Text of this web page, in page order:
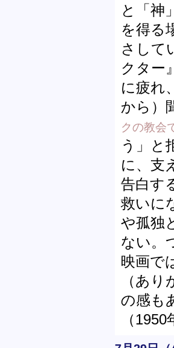
と「神
を得る
さして
クター
に疲れ
から）
クの教会
う」と
に、支
告白す
救いに
や孤独
ない。
映画で
（あ
の感も
（